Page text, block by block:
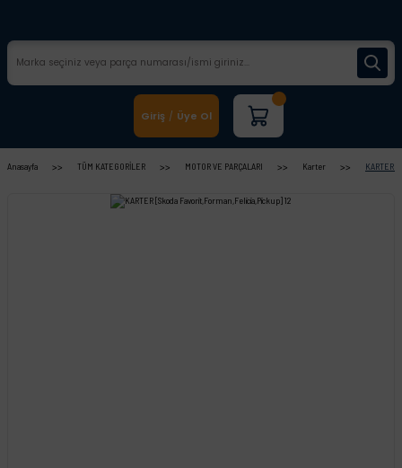
Giriş / Üye Ol
Anasayfa TÜM KATEGORİLER MOTOR VE PARÇALARI Karter KARTER